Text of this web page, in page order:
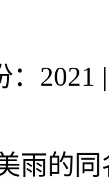
：2021 |
雨的